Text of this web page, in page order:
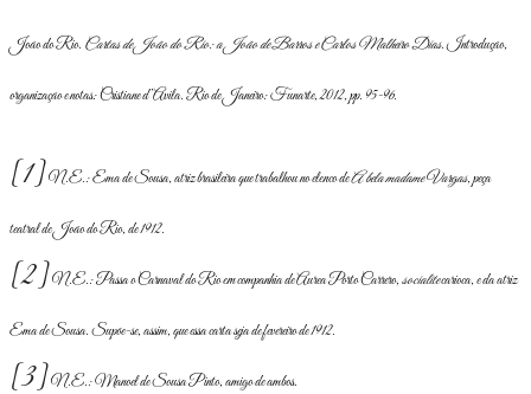
João do Rio. Cartas de João do Rio: a João de Barros e Carlos Malheiro Dias. Introdução,
organização e notas: Cristiane d’Avila. Rio de Janeiro: Funarte, 2012, pp. 95-96.
[1]N.E.: Ema de Sousa, atriz brasileira que trabalhou no elenco deA bela madame Vargas, peça
teatral de João do Rio, de 1912.
[2]N.E.: Passa o Carnaval do Rio em companhia de Aurea Porto Carrero,socialitecarioca, e da atriz
Ema de Sousa. Supõe-se, assim, que essa carta seja de fevereiro de 1912.
[3]N.E.: Manoel de Sousa Pinto, amigo de ambos.